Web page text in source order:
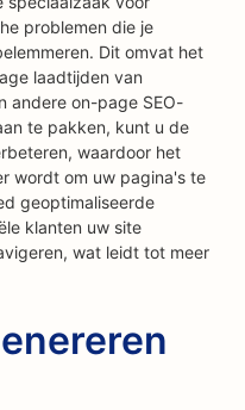
problemen die je
Dit omvat het
laadtijden van
andere on-page SEO-
te pakken, kunt u de
waardoor het
wordt om uw pagina's te
geoptimaliseerde
klanten uw site
wat leidt tot meer